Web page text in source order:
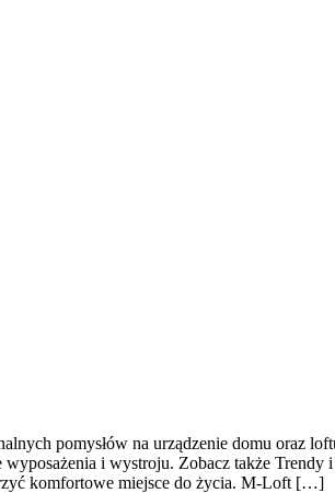
pomysłów na urządzenie domu oraz
i wystroju. Zobacz także Trendy
komfortowe miejsce do życia. M-Loft […]